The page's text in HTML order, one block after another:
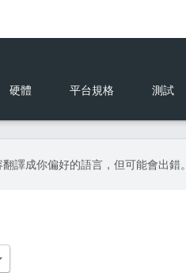
硬體 平台規格 測試
譯成你偏好的語言，但可能會出錯。